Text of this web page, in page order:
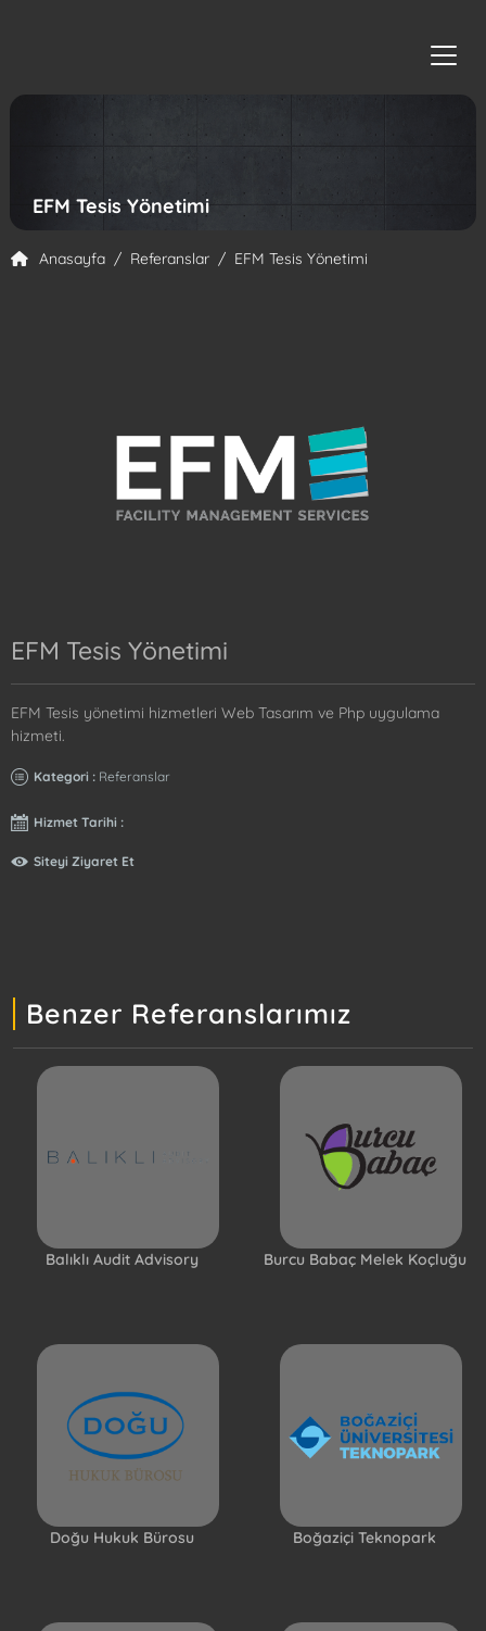
EFM Tesis Yönetimi
Anasayfa Referanslar EFM Tesis Yönetimi
EFM Tesis Yönetimi
EFM Tesis yönetimi hizmetleri Web Tasarım ve Php uygulama
hizmeti.
Kategori : Referanslar
Hizmet Tarihi :
Siteyi Ziyaret Et
Benzer Referanslarımız
Balıklı Audit Advisory Burcu Babaç Melek Koçluğu
Doğu Hukuk Bürosu Boğaziçi Teknopark